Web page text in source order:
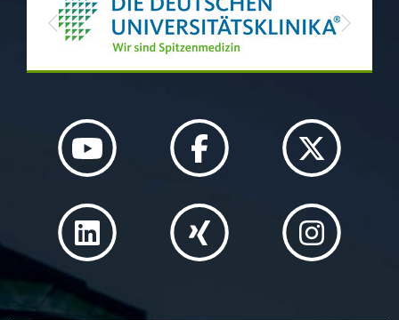
Previous Next